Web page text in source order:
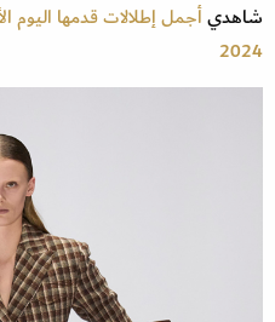
شاهديأجمل إطلالات قدمها
2024